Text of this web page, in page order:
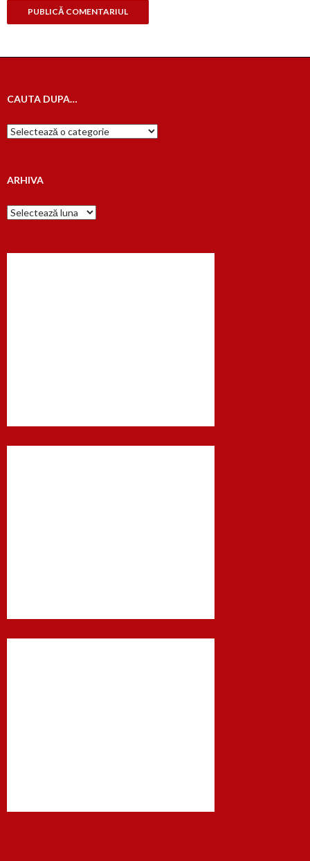
CAUTA DUPA…
Cauta
dupa…
ARHIVA
Arhiva